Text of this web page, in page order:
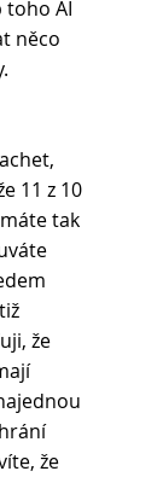
toho AI
něco
11 z 10
tak
že
že